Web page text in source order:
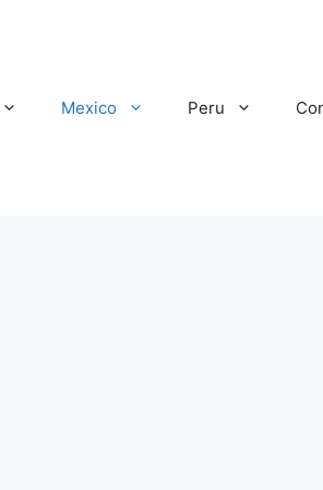
Mexico Peru